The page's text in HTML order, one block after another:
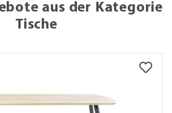
aus der Kategorie
Tische